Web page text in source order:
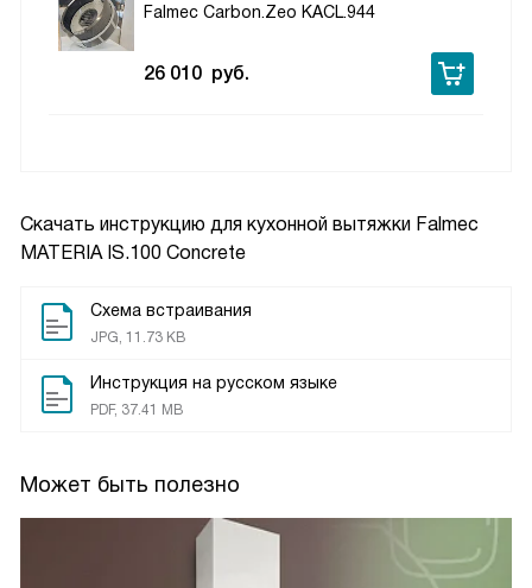
Скачать инструкцию для кухонной вытяжки Falmec
MATERIA IS.100 Concrete
Схема встраивания
JPG, 11.73 KB
Инструкция на русском языке
PDF, 37.41 MB
Может быть полезно
Falmec Carbon.Zeo KACL.944
26 010 руб.